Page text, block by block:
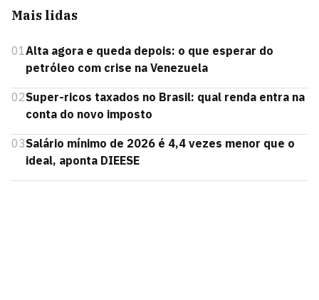
Mais lidas
01Alta agora e queda depois: o que esperar do
petróleo com crise na Venezuela
02Super-ricos taxados no Brasil: qual renda entra na
conta do novo imposto
03Salário mínimo de 2026 é 4,4 vezes menor que o
ideal, aponta DIEESE